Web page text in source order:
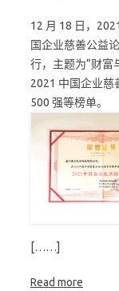
12 月 18 日，
国企业慈善公益
行，主题为“财
2021 中国企业慈
500 强等榜单。
[……]
Read more